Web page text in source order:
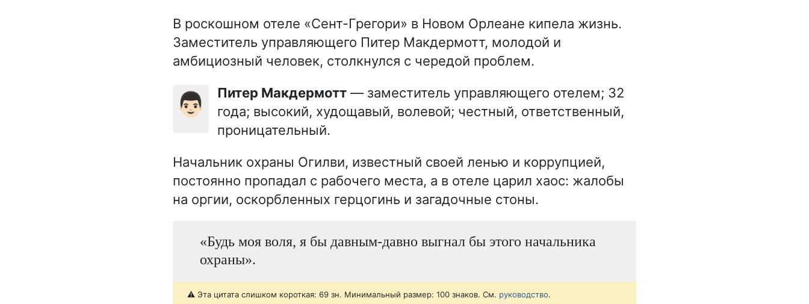
В роскошном отеле «Сент-Грегори» в Новом Орлеане кипела жизнь.
Заместитель управляющего Питер Макдермотт, молодой и
амбициозный человек, столкнулся с чередой проблем.
👨🏻 Питер Макдермотт — заместитель управляющего отелем; 32
года; высокий, худощавый, волевой; честный, ответственный,
проницательный.
Начальник охраны Огилви, известный своей ленью и коррупцией,
постоянно пропадал с рабочего места, а в отеле царил хаос: жалобы
на оргии, оскорбленных герцогинь и загадочные стоны.
«Будь моя воля, я бы давным-давно выгнал бы этого начальника
охраны».
⚠️ Эта цитата слишком короткая: 69 зн. Минимальный размер: 100 знаков. См. руководство.